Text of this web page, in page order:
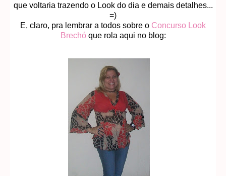
que voltaria trazendo o Look do dia e demais detalhes...
=)
E, claro, pra lembrar a todos sobre o Concurso Look
Brechóque rola aqui no blog: